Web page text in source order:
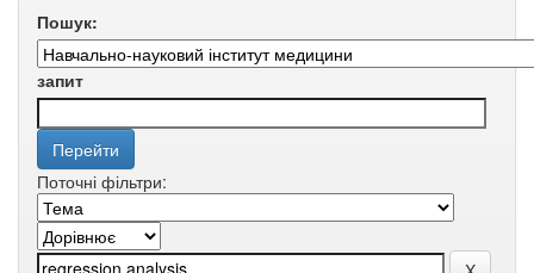
Пошук:
запит
Поточні фільтри: